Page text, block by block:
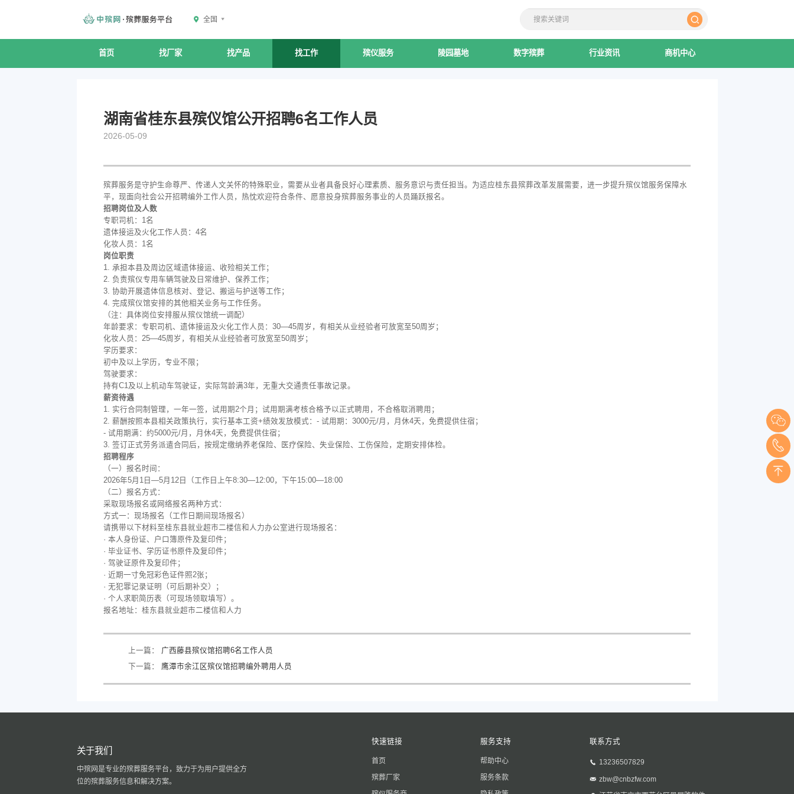
全国
首页 找厂家 找产品 找工作 殡仪服务 陵园墓地 数字殡葬 行业资讯 商机中心
湖南省桂东县殡仪馆公开招聘6名工作人员
2026-05-09
殡葬服务是守护生命尊严、传递人文关怀的特殊职业，需要从业者具备良好心理素质、服务意识与责任担当。为适应桂东县殡葬改革发展需要，进一步提升殡仪馆服务保障水
平，现面向社会公开招聘编外工作人员，热忱欢迎符合条件、愿意投身殡葬服务事业的人员踊跃报名。
招聘岗位及人数
专职司机：1名
遗体接运及火化工作人员：4名
化妆人员：1名
岗位职责
1. 承担本县及周边区域遗体接运、收殓相关工作；
2. 负责殡仪专用车辆驾驶及日常维护、保养工作；
3. 协助开展遗体信息核对、登记、搬运与护送等工作；
4. 完成殡仪馆安排的其他相关业务与工作任务。
（注：具体岗位安排服从殡仪馆统一调配）
年龄要求：专职司机、遗体接运及火化工作人员：30—45周岁，有相关从业经验者可放宽至50周岁；
化妆人员：25—45周岁，有相关从业经验者可放宽至50周岁；
学历要求：
初中及以上学历，专业不限；
驾驶要求：
持有C1及以上机动车驾驶证，实际驾龄满3年，无重大交通责任事故记录。
薪资待遇
1. 实行合同制管理，一年一签，试用期2个月；试用期满考核合格予以正式聘用，不合格取消聘用；
2. 薪酬按照本县相关政策执行，实行基本工资+绩效发放模式：- 试用期：3000元/月，月休4天，免费提供住宿；
- 试用期满：约5000元/月，月休4天，免费提供住宿；
3. 签订正式劳务派遣合同后，按规定缴纳养老保险、医疗保险、失业保险、工伤保险，定期安排体检。
招聘程序
（一）报名时间：
2026年5月1日—5月12日（工作日上午8:30—12:00，下午15:00—18:00
（二）报名方式：
采取现场报名或网络报名两种方式：
方式一：现场报名（工作日期间现场报名）
请携带以下材料至桂东县就业超市二楼信和人力办公室进行现场报名：
· 本人身份证、户口簿原件及复印件；
· 毕业证书、学历证书原件及复印件；
· 驾驶证原件及复印件；
· 近期一寸免冠彩色证件照2张；
· 无犯罪记录证明（可后期补交）；
· 个人求职简历表（可现场领取填写）。
报名地址：桂东县就业超市二楼信和人力
上一篇： 广西藤县殡仪馆招聘6名工作人员
下一篇： 鹰潭市余江区殡仪馆招聘编外聘用人员
关于我们
中殡网是专业的殡葬服务平台，致力于为用户提供全方
位的殡葬服务信息和解决方案。
快速链接
首页
殡葬厂家
服务支持
帮助中心
服务条款
联系方式
13236507829
zbw@cnbzfw.com